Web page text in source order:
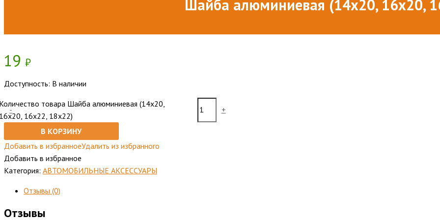
Шайба алюминиевая (14х20, 16х20,
19 ₽
Доступность: В наличии
-
товара Шайба алюминиевая (14х20,
16х22, 18х22)
+
В КОРЗИНУ
Добавить в избранноеУдалить из избранного
Добавить в избранное
Категория: АВТОМОБИЛЬНЫЕ АКСЕССУАРЫ
Отзывы (0)
Отзывы